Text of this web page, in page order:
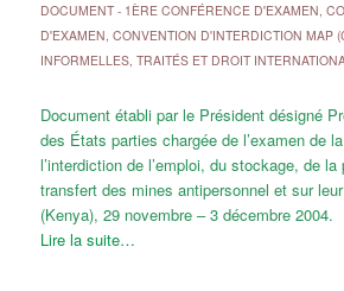
DOCUMENT- 1ÈRE CONFÉRENCE D'EXAMEN,
D'EXAMEN, CONVENTION D'INTERDICTION MAP
INFORMELLES, TRAITÉS ET DROIT
Document établi par le Président désigné
des États parties chargée de l’examen de
l’interdiction de l’emploi, du stockage, de
transfert des mines antipersonnel et sur
(Kenya), 29 novembre – 3 décembre 2004.
Lire la suite…